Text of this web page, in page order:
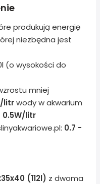
produkują energię
niezbędna jest
(o wysokości do
mniej
litrwody w akwarium
0.5W/litr
0.7 -
(112l) z dwoma